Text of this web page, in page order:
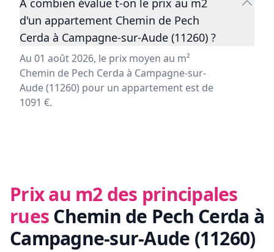
À combien évalue t-on le prix au m2
d'un appartement Chemin de Pech
Cerda à Campagne-sur-Aude (11260) ?
Au 01 août 2026, le prix moyen au m²
Chemin de Pech Cerda à Campagne-sur-
Aude (11260) pour un appartement est de
1091 €.
Prix au m2 des principales
ruesChemin de Pech Cerda à
Campagne-sur-Aude (11260)